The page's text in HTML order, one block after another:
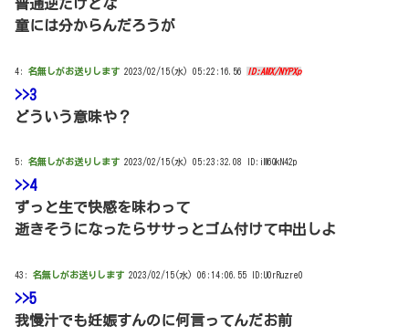
普通逆だけどな
童には分からんだろうが
4: 名無しがお送りします 2023/02/15(水) 05:22:16.56 ID:AMX/NYPXp
>>3
どういう意味や？
5: 名無しがお送りします 2023/02/15(水) 05:23:32.08 ID:iM6QkN42p
>>4
ずっと生で快感を味わって
逝きそうになったらササっとゴム付けて中出しよ
43: 名無しがお送りします 2023/02/15(水) 06:14:06.55 ID:U0rRuzre0
>>5
我慢汁でも妊娠すんのに何言ってんだお前